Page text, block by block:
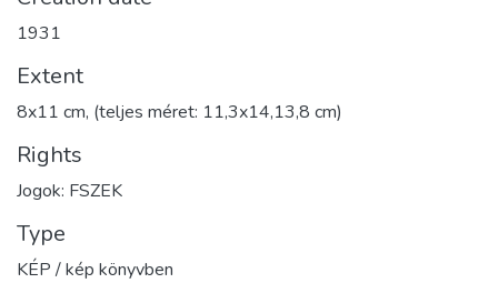
1931
Extent
8x11 cm, (teljes méret: 11,3x14,13,8 cm)
Rights
Jogok: FSZEK
Type
KÉP / kép könyvben